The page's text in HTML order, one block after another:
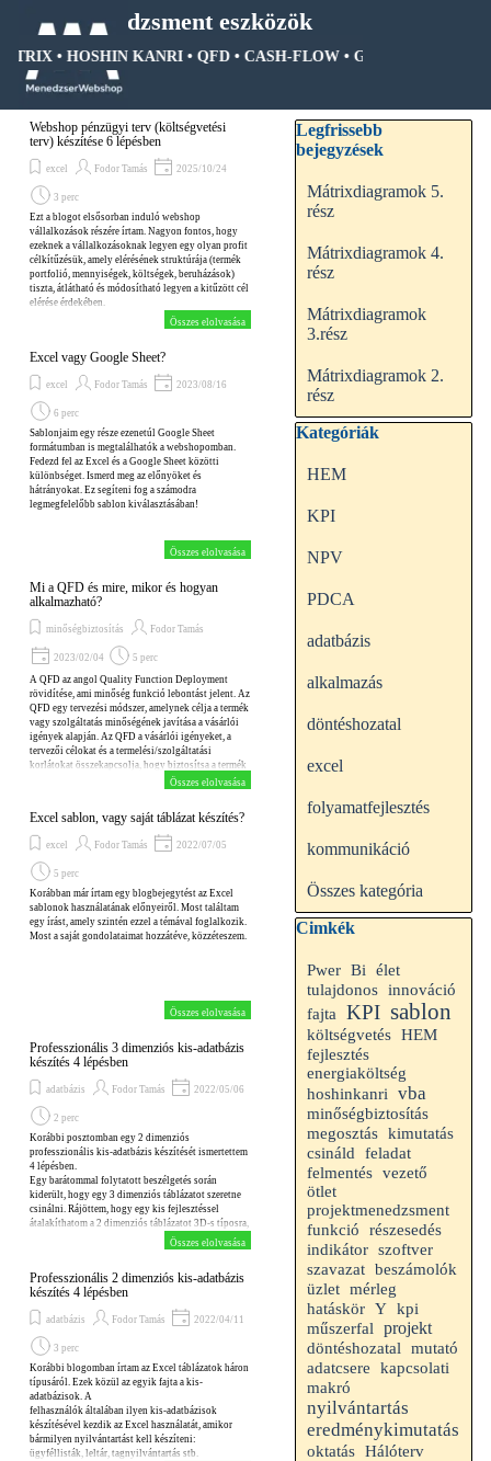
Menedzsment eszközök
• HOSHIN KANRI • QFD • CASH-FLOW • GANTT DIAGRAM
Ugrás a menüre
Webshop pénzügyi terv (költségvetési
terv) készítése 6 lépésben
excel Fodor Tamás 2025/10/24
3 perc
Ezt a blogot elsősorban induló webshop
vállalkozások részére írtam. Nagyon fontos, hogy
ezeknek a vállalkozásoknak legyen egy olyan profit
célkítűzésük, amely elérésének struktúrája (termék
portfolió, mennyiségek, költségek, beruházások)
tiszta, átlátható és módosítható legyen a kitűzött cél
elérése érdekében.
Összes elolvasása
Excel vagy Google Sheet?
excel Fodor Tamás 2023/08/16
6 perc
Sablonjaim egy része ezenetúl Google Sheet
formátumban is megtalálhatók a webshopomban.
Fedezd fel az Excel és a Google Sheet közötti
különbséget. Ismerd meg az előnyöket és
hátrányokat. Ez segíteni fog a számodra
legmegfelelőbb sablon kiválasztásában!
Összes elolvasása
Mi a QFD és mire, mikor és hogyan
alkalmazható?
minőségbiztosítás Fodor Tamás
2023/02/04
5 perc
A QFD az angol Quality Function Deployment
rövidítése, ami minőség funkció lebontást jelent. Az
QFD egy tervezési módszer, amelynek célja a termék
vagy szolgáltatás minőségének javítása a vásárlói
igények alapján. Az QFD a vásárlói igényeket, a
tervezői célokat és a termelési/szolgáltatási
korlátokat összekapcsolja, hogy biztosítsa a termék
vagy szolgáltatás magas minőségét.Összes elolvasása
Excel sablon, vagy saját táblázat készítés?
excel Fodor Tamás 2022/07/05
5 perc
Korábban már írtam egy blogbejegytést az Excel
sablonok használatának előnyeiről. Most találtam
egy írást, amely szintén ezzel a témával foglalkozik.
Most a saját gondolataimat hozzátéve, közzéteszem.
Összes elolvasása
Professzionális 3 dimenziós kis-adatbázis
készítés 4 lépésben
adatbázis Fodor Tamás 2022/05/06
2 perc
Korábbi posztomban egy 2 dimenziós
professzionális kis-adatbázis készítését ismertettem
4 lépésben.
Egy barátommal folytatott beszélgetés során
kiderült, hogy egy 3 dimenziós táblázatot szeretne
csinálni. Rájöttem, hogy egy kis fejlesztéssel
átalakíthatom a 2 dimenziós táblázatot 3D-s típosra,
Összes elolvasása
Professzionális 2 dimenziós kis-adatbázis
készítés 4 lépésben
adatbázis Fodor Tamás 2022/04/11
3 perc
Korábbi blogomban írtam az Excel táblázatok háron
típusáról. Ezek közül az egyik fajta a kis-
adatbázisok. A
felhasználók általában ilyen kis-adatbázisok
készítésével kezdik az Excel használatát, amikor
bármilyen nyilvántartást kell készíteni:
ügyféllisták, leltár, tagnyilvántartás stb.
Kihagy blokk Legfrissebb
Legfrissebb
bejegyzések
Mátrixdiagramok 5.
rész
Mátrixdiagramok 4.
rész
Mátrixdiagramok
3.rész
Mátrixdiagramok 2.
rész
Kihagy blokk Kategóriák
Kategóriák
HEM
KPI
NPV
PDCA
adatbázis
alkalmazás
döntéshozatal
excel
folyamatfejlesztés
kommunikáció
Összes kategória
Kihagy blokk Cimkék
Cimkék
Pwer Bi
élet
tulajdonos innováció
fajta
KPI sablon
költségvetés HEM
fejlesztés
energiaköltség
hoshinkanri
vba
minőségbiztosítás
megosztás kimutatás
csináld
feladat
felmentés vezető
ötlet
projektmenedzsment
funkció
részesedés
indikátor szoftver
szavazat beszámolók
üzlet mérleg
hatáskör Y kpi
műszerfal projekt
döntéshozatal
mutató
adatcsere
kapcsolati
makró
nyilvántartás
eredménykimutatás
oktatás Hálóterv